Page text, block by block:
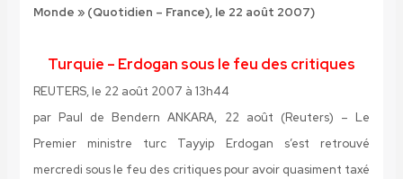
Monde » (Quotidien – France), le 22 août 2007)
Turquie – Erdogan sous le feu des critiques
REUTERS, le 22 août 2007 à 13h44
par Paul de Bendern ANKARA, 22 août (Reuters) – Le
Premier ministre turc Tayyip Erdogan s’est retrouvé
mercredi sous le feu des critiques pour avoir quasiment taxé